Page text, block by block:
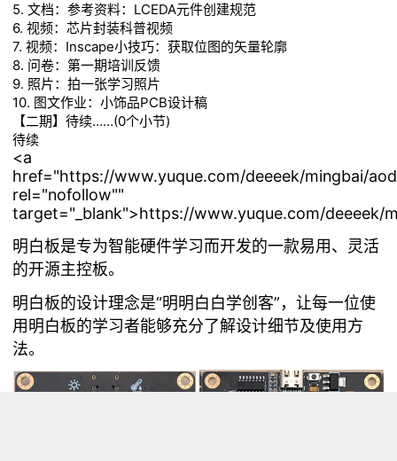
5. 文档：参考资料：LCEDA元件创建规范
6. 视频：芯片封装科普视频
7. 视频：Inscape小技巧：获取位图的矢量轮廓
8. 问卷：第一期培训反馈
9. 照片：拍一张学习照片
10. 图文作业：小饰品PCB设计稿
【二期】待续……(0个小节)
待续
<a
href="https://www.yuque.com/deeeek/mingbai/
rel="nofollow""
target="_blank">https://www.yuque.com/deeeek/
明白板是专为智能硬件学习而开发的一款易用、灵活
的开源主控板。
明白板的设计理念是“明明白白学创客”，让每一位使
用明白板的学习者能够充分了解设计细节及使用方
法。